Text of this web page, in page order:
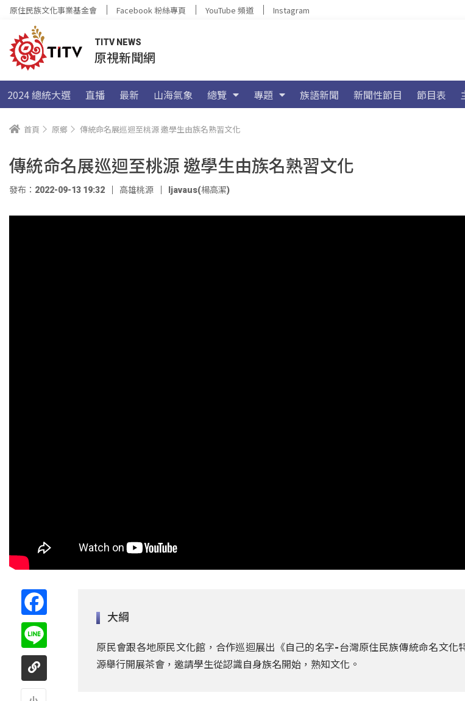
原住民族文化事業基金會 Facebook 粉絲專頁 YouTube 頻道 Instagram
TITV NEWS
原視新聞網
2024 總統大選 直播 最新 山海氣象 總覽 專題 族語新聞 新聞性節目 節目表
首頁 原鄉 傳統命名展巡迴至桃源 邀學生由族名熟習文化
傳統命名展巡迴至桃源 邀學生由族名熟習文化
發布：2022-09-13 19:32 高雄桃源 ljavaus(楊高潔)
大綱
原民會跟各地原民文化館，合作巡迴展出《自己的名字-台灣原住民族傳統命名文化
源舉行開展茶會，邀請學生從認識自身族名開始，熟知文化。